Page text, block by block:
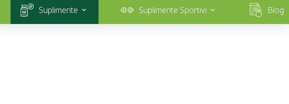
Suplimente Suplimente Sportivi Blog